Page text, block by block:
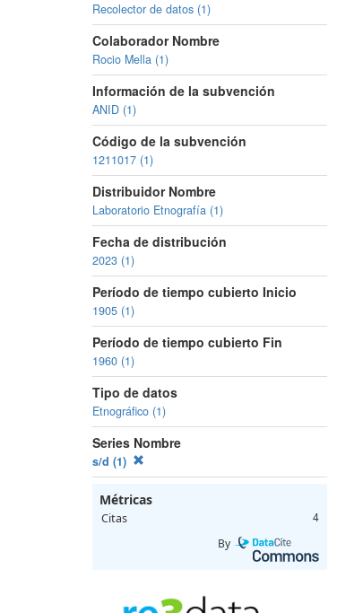
Recolector de datos (1)
Colaborador Nombre
Rocio Mella (1)
Información de la subvención
ANID (1)
Código de la subvención
1211017 (1)
Distribuidor Nombre
Laboratorio Etnografía (1)
Fecha de distribución
2023 (1)
Período de tiempo cubierto Inicio
1905 (1)
Período de tiempo cubierto Fin
1960 (1)
Tipo de datos
Etnográfico (1)
Series Nombre
s/d (1)
Métricas
Citas 4
By